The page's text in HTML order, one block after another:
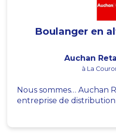
Boulanger en
Auchan
à La
Nous sommes… Auchan
entreprise de distribution